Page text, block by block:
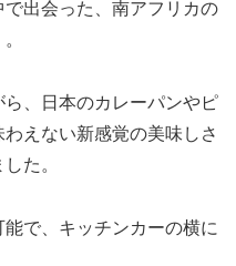
出会った、南アフリカの
、日本のカレーパンやピ
えない新感覚の美味しさ
た。
で、キッチンカーの横に